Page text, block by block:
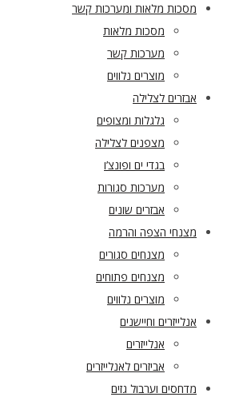
מסכות מלאות ומערכות קשר
מסכות מלאות
מערכות קשר
מוצרים נלווים
אבזרים לצלילה
גלגלות ומצופים
מצפנים לצלילה
בגדי ים ופונצ’ו
מערכות סגורות
אבזרים שונים
מצנחי הצפה והרמה
מצנחים סגורים
מצנחים פתוחים
מוצרים נלווים
אנלייזרים וחיישנים
אנלייזרים
אביזרים לאנלייזרים
מדחסים וערבול גזים